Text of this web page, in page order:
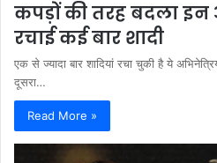
कपड़ों की तरह बदला इन
रचाई कई बार शादी
एक से ज्यादा बार शादियां रचा चुकी है ये
दूसरा…
Read More »